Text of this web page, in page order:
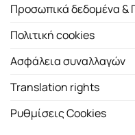
Προσωπικά δεδομένα &
Πολιτική cookies
Ασφάλεια συναλλαγών
Translation rights
Ρυθμίσεις Cookies